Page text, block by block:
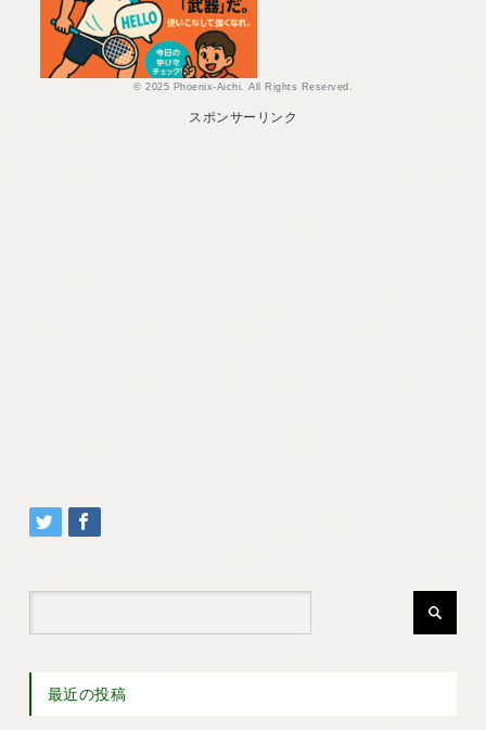
© 2025 Phoenix-Aichi. All Rights Reserved.
スポンサーリンク
最近の投稿